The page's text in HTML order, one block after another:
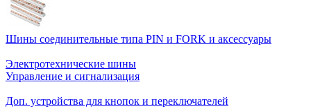
Шины соединительные типа PIN и FORK и аксессуары
Электротехнические шины
Управление и сигнализация
Доп. устройства для кнопок и переключателей